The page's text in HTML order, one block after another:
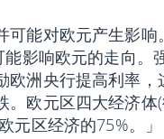
能对欧元产生影响
影响欧元的走向。
洲央行提高利率
欧元区四大经济
元区经济的75%。」